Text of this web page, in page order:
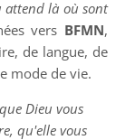
attend là où sont
vers BFMN,
de langue, de
mode de vie.
Dieu vous
qu'elle vous